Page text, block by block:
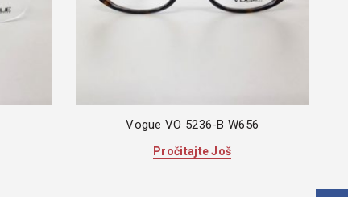
Vogue VO 5236-B W656
Pročitajte Još